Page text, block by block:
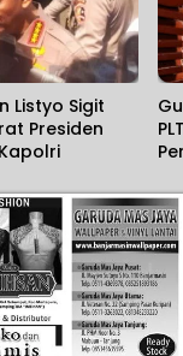
Listyo Sigit
Presiden